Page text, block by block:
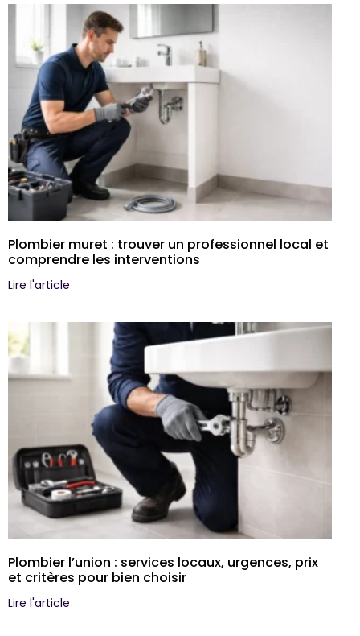
Plombier muret : trouver un professionnel local et
comprendre les interventions
Lire l'article
Plombier l’union : services locaux, urgences, prix
et critères pour bien choisir
Lire l'article